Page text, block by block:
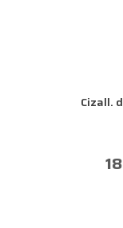
Cizall.